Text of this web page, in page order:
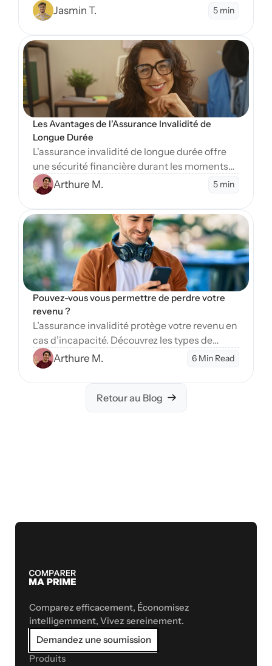
protéger vos finances en cas de diagnostic
sévère.
Jasmin T. 5 min
Blog
Les Avantages de l'Assurance Invalidité de
Longue Durée
L'assurance invalidité de longue durée offre
une sécurité financière durant les moments
difficiles. Apprenez-en plus sur ses nombreux
avantages essentiels.
Arthure M. 5 min
Blog
Pouvez-vous vous permettre de perdre votre
revenu ?
L’assurance invalidité protège votre revenu en
cas d’incapacité. Découvrez les types de
couverture et étapes pour sécuriser votre
avenir financier.
Arthure M. 6 Min Read
Retour au Blog
Comparez efficacement, Économisez
intelligemment, Vivez sereinement.
Demandez une soumission
Produits